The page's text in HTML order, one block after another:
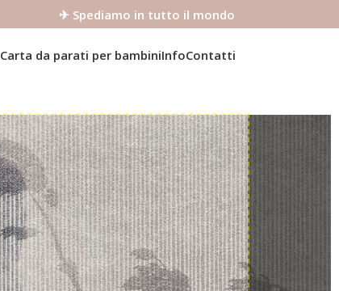
✈ Spediamo in tutto il mondo
Carta da parati per bambiniInfoContatti